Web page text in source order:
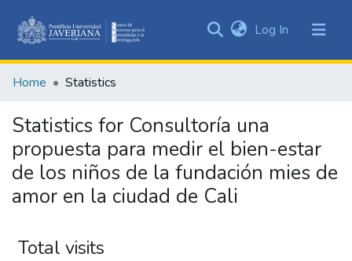
&
All of DSpace
Log In (current)
Home Statistics
Statistics for Consultoría una
propuesta para medir el bien-estar
de los niños de la fundación mies de
amor en la ciudad de Cali
Total visits